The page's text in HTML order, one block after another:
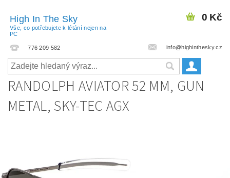
High In The Sky
Vše, co potřebujete k létání nejen na
PC
776 209 582 info@highinthesky.cz
0 Kč
RANDOLPH AVIATOR 52 MM, GUN
METAL, SKY-TEC AGX